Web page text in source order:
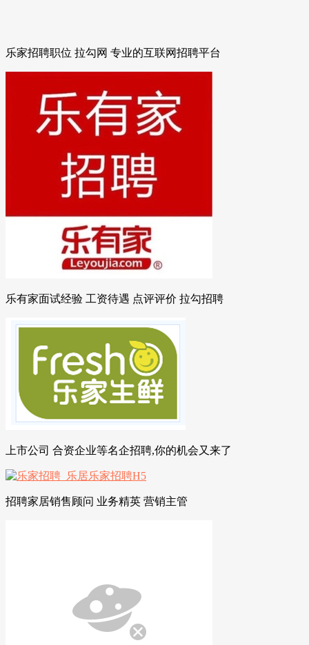
乐家招聘职位 拉勾网 专业的互联网招聘平台
乐有家面试经验 工资待遇 点评评价 拉勾招聘
上市公司 合资企业等名企招聘,你的机会又来了
招聘家居销售顾问 业务精英 营销主管